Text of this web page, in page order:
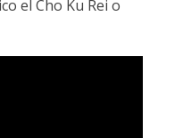
el Cho Ku Rei o